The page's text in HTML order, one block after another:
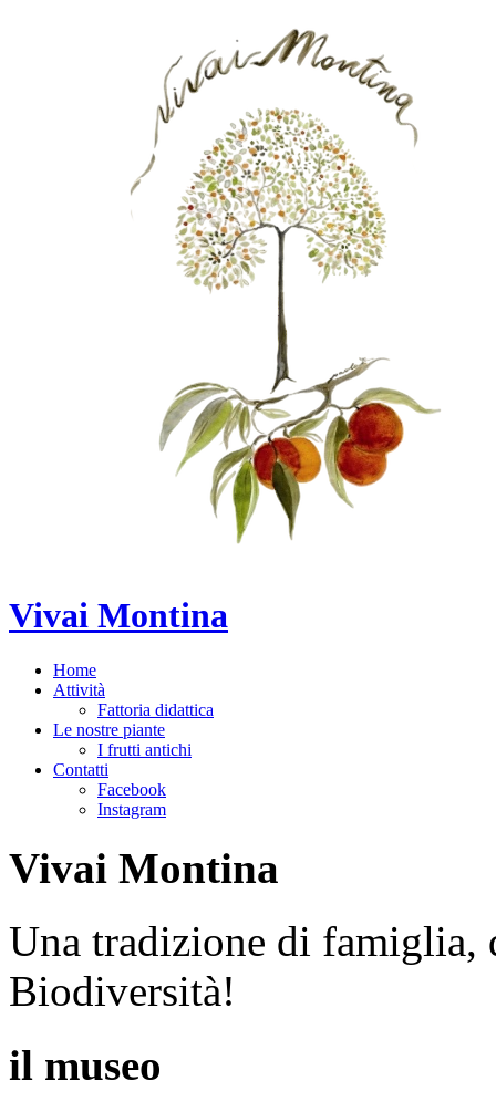
Vivai Montina
Home
Attività
Fattoria didattica
Le nostre piante
I frutti antichi
Contatti
Facebook
Instagram
Vivai Montina
Una tradizione di famiglia,
Biodiversità!
il museo